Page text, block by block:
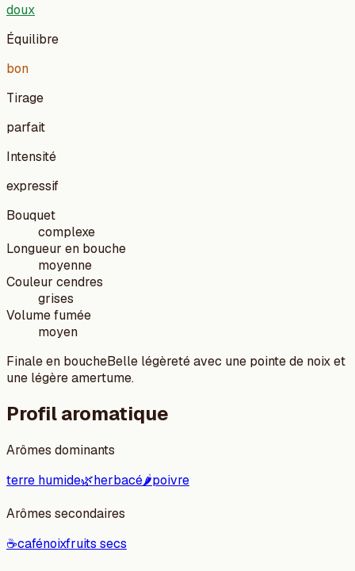
doux
Équilibre
bon
Tirage
parfait
Intensité
expressif
Bouquet
complexe
Longueur en bouche
moyenne
Couleur cendres
grises
Volume fumée
moyen
Finale en boucheBelle légèreté avec une pointe de noix et
une légère amertume.
Profil aromatique
Arômes dominants
terre humide🌿herbacé🌶️poivre
Arômes secondaires
☕cafénoixfruits secs